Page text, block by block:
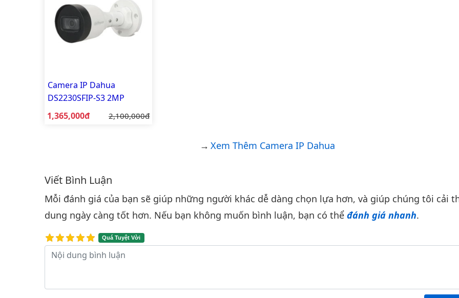
Camera IP Dahua
DS2230SFIP-S3 2MP
Giá bán:
1,365,000đ Giá gốc:
2,100,000đ
Xem Thêm Camera IP Dahua
Bình luận & Đánh giá
Viết Bình Luận
Mỗi đánh giá của bạn sẽ giúp những người khác dễ dàng chọn lựa hơn, và giúp chúng tôi cải
dung ngày càng tốt hơn. Nếu bạn không muốn bình luận, bạn có thể đánh giá nhanh.
Quá Tuyệt Vời
Nội dung bình luận